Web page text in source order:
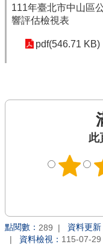
111年臺北市中山區
響評估檢視表
pdf(546.71 KB)
此
點閱數： 289 資料更新
資料檢視： 115-07-29